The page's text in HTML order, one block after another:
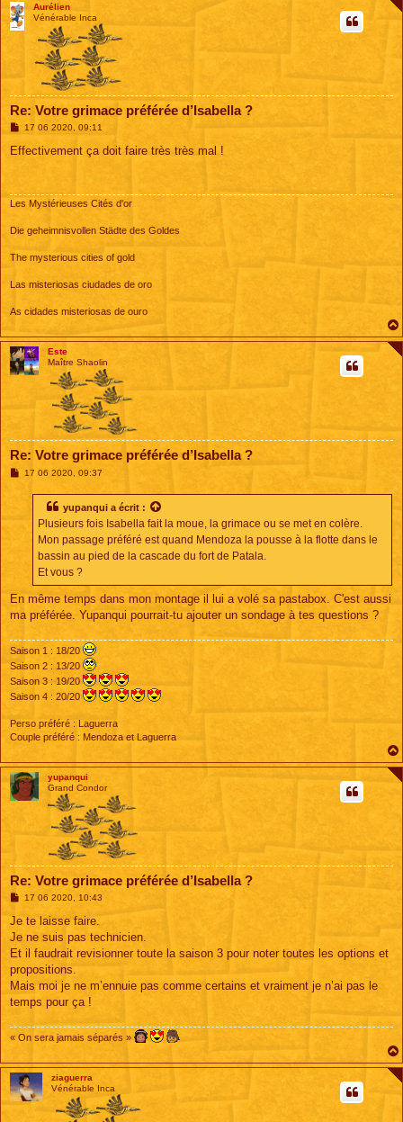
Aurélien
Vénérable Inca
Re: Votre grimace préférée d’Isabella ?
M
s
17 06 2020, 09:11
Effectivement ça doit faire très très mal !
Les Mystérieuses Cités d'or
Die geheimnisvollen Städte des Goldes
The mysterious cities of gold
Las misteriosas ciudades de oro
As cidades misteriosas de ouro
Este
Maître Shaolin
Re: Votre grimace préférée d’Isabella ?
M17 06 2020, 09:37
yupanqui a écrit :
Plusieurs fois Isabella fait la moue, la grimace ou se met en colère.
Mon passage préféré est quand Mendoza la pousse à la flotte dans le
bassin au pied de la cascade du fort de Patala.
Et vous ?
En même temps dans mon montage il lui a volé sa pastabox. C'est aussi
ma préférée. Yupanqui pourrait-tu ajouter un sondage à tes questions ?
Saison 1 : 18/20
Saison 2 : 13/20
Saison 3 : 19/20
Saison 4 : 20/20
Perso préféré : Laguerra
Couple préféré : Mendoza et Laguerra
yupanqui
Grand Condor
Re: Votre grimace préférée d’Isabella ?
M
s
a
g
17 06 2020, 10:43
Je te laisse faire.
Je ne suis pas technicien.
Et il faudrait revisionner toute la saison 3 pour noter toutes les options et
propositions.
Mais moi je ne m’ennuie pas comme certains et vraiment je n’ai pas le
temps pour ça !
« On sera jamais séparés »
ziaguerra
Vénérable Inca